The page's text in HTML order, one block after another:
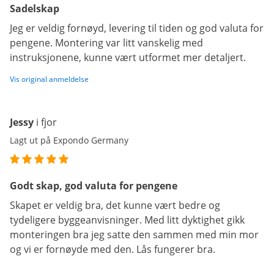
Sadelskap
Jeg er veldig fornøyd, levering til tiden og god valuta for
pengene. Montering var litt vanskelig med
instruksjonene, kunne vært utformet mer detaljert.
Vis original anmeldelse
Jessy i fjor
Lagt ut på Expondo Germany
Godt skap, god valuta for pengene
Skapet er veldig bra, det kunne vært bedre og
tydeligere byggeanvisninger. Med litt dyktighet gikk
monteringen bra jeg satte den sammen med min mor
og vi er fornøyde med den. Lås fungerer bra.